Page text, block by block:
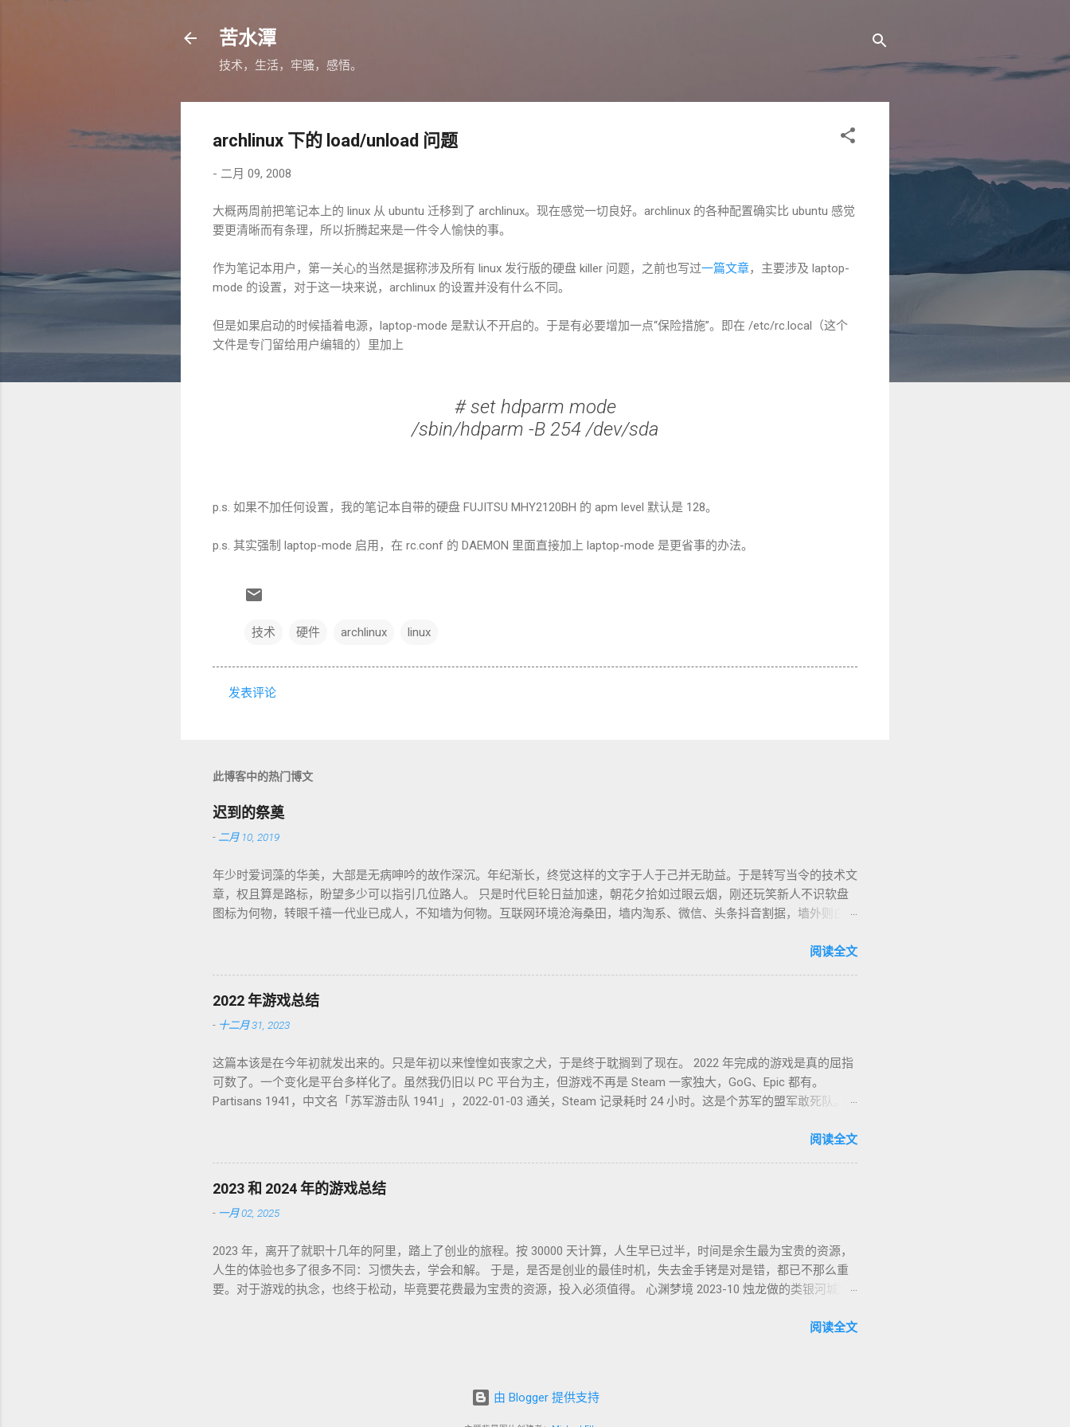
苦水潭
技术，生活，牢骚，感悟。
archlinux 下的 load/unload 问题
- 二月 09, 2008
大概两周前把笔记本上的 linux 从 ubuntu 迁移到了 archlinux。现在感觉一切良好。archlinux 的各种配置确实比 ubuntu 感觉
要更清晰而有条理，所以折腾起来是一件令人愉快的事。
作为笔记本用户，第一关心的当然是据称涉及所有 linux 发行版的硬盘 killer 问题，之前也写过一篇文章，主要涉及 laptop-
mode 的设置，对于这一块来说，archlinux 的设置并没有什么不同。
但是如果启动的时候插着电源，laptop-mode 是默认不开启的。于是有必要增加一点“保险措施”。即在 /etc/rc.local（这个
文件是专门留给用户编辑的）里加上
#set hdparm mode
/sbin/hdparm -B 254 /dev/sda
p.s. 如果不加任何设置，我的笔记本自带的硬盘 FUJITSU MHY2120BH 的 apm level 默认是 128。
p.s. 其实强制 laptop-mode 启用，在 rc.conf 的 DAEMON 里面直接加上 laptop-mode 是更省事的办法。
技术 硬件 archlinux linux
发表评论
此博客中的热门博文
迟到的祭奠
- 二月 10, 2019
年少时爱词藻的华美，大部是无病呻吟的故作深沉。年纪渐长，终觉这样的文字于人于己并无助益。于是转写当令的技术文
章，权且算是路标，盼望多少可以指引几位路人。 只是时代巨轮日益加速，朝花夕拾如过眼云烟，刚还玩笑新人不识软盘
图标为何物，转眼千禧一代业已成人，不知墙为何物。互联网环境沧海桑田，墙内淘系、微信、头条抖音割据，墙外则白莲
个如我一样的人鞠躬尽瘁亲手打造的魔幻现实。这可是我曾希冀的那个理想乡？我没有答案，亦复何言。皆言四十不惑，可
所悟，才能在黎明前草草小憩。老先生从武侠到无侠，层层递进构筑了一个亦真亦幻的江湖，让人在这个江湖里体验各式悲
喜，又把这个江湖的规则层层解构，推演其间各式人格向现实投影的境遇和选择。 老先生开卷入世，却又早早封笔，不做
答案，只在笔墨尽处引人向善。困顿时能读到这样的文字，我心存感激。 枕边已无金庸，经典心中长存。
阅读全文
2022 年游戏总结
- 十二月 31, 2023
这篇本该是在今年初就发出来的。只是年初以来惶惶如丧家之犬，于是终于耽搁到了现在。 2022 年完成的游戏是真的屈指
可数了。一个变化是平台多样化了。虽然我仍旧以 PC 平台为主，但游戏不再是 Steam 一家独大，GoG、Epic 都有。
Partisans 1941，中文名「苏军游击队 1941」，2022-01-03 通关，Steam 记录耗时 24 小时。这是个苏军的盟军敢死队。单
游戏。 Lost Ruins，2022-01-09 通关，GoG 记录 7 小时。萌系像素风的二次元银河城类。画风没问题，操作感是比较慢的
2022-02-01 通关，Epic 平台没有耗时记录，不过印象里流程不太长。因为游戏不太难，加上视听感受做的还不错，整个游
戏体验很像是观看一部动画长片。属于还行，但不至于到推荐的程度。 God of War，战神4，2022-02-27 通关，Epic 平台
还是没有耗时记录。这个应该是 2022 年花时间最多的游戏了。如果说游戏工业的优质成熟产品应该长啥样，战神 4 就是答
时。如果说战神 4 是成熟的工业品，法环则不同。它似乎是一个风格迥异作品，虽然处处有黑魂和只狼的影子（黑魂一我
曾经严肃尝试 3 次都没能进入状态，只狼则是在打败狮子猿后再无进展），但这次 From Software 的平衡术终于有了突
破，能够让我这样又挑剔又没有时间练手的玩家也能沉浸其中，一路陪伴到通关。而且和只狼一样，法环也是一款不怕剧透
试在上面开了 Tales of Arise（破晓传奇），不过进展很慢，一来少年向的 JRPG 对我的吸引力越来越小，二来也确实没时
阅读全文
2023 和 2024 年的游戏总结
- 一月 02, 2025
2023 年，离开了就职十几年的阿里，踏上了创业的旅程。按 30000 天计算，人生早已过半，时间是余生最为宝贵的资源，
人生的体验也多了很多不同：习惯失去，学会和解。 于是，是否是创业的最佳时机，失去金手铐是对是错，都已不那么重
要。对于游戏的执念，也终于松动，毕竟要花费最为宝贵的资源，投入必须值得。 心渊梦境 2023-10 烛龙做的类银河城跳
续几个月时间坚持到通关。参照组是「圣女之歌 Zero2：鳞痕誓约」，也是满满的情怀，但作品质量真的让我坚持不到通关
间体验的作品。以至于玩过黑神话之后直到现在，我都不想再碰列表里其他待体验的游戏。 过去的一年很充实，很精彩，
很疲惫，也很无奈。今天已然是 2025 年。新的一年，努力做好自己，并期待自己的努力最终都值得。
阅读全文
由 Blogger 提供支持